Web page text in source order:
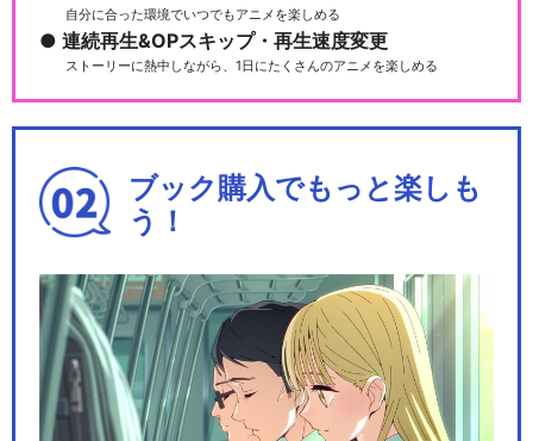
自分に合った環境でいつでもアニメを楽しめる
連続再生&OPスキップ・再生速度変更
ストーリーに熱中しながら、1日にたくさんのアニメを楽しめる
ブック購入でもっと楽しも
う！